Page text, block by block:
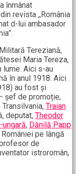
înmânat
revista ,,România
d-lui ambasador
Tereziană,
Maria Tereza,
lume. Aici s-au
în anul 1918. Aici
au fost și
șef de promoție,
Traian
deputat, Theodor
ungară, Dănilă Papp
pe lângă
de
istroromân,